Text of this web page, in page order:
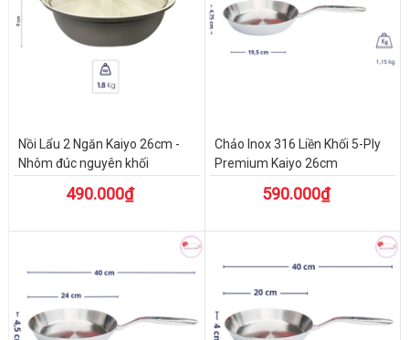
Nồi Lẩu 2 Ngăn Kaiyo 26cm -
Nhôm đúc nguyên khối
490.000₫
Chảo Inox 316 Liền Khối 5-Ply
Premium Kaiyo 26cm
590.000₫